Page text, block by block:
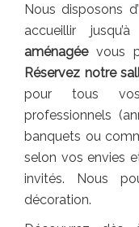
Nous disposons d’
accueillir
aménagéevous
Réservez notre
pour tous
professionnels
banquets ou
selon vos envies
invités. Nous
décoration.